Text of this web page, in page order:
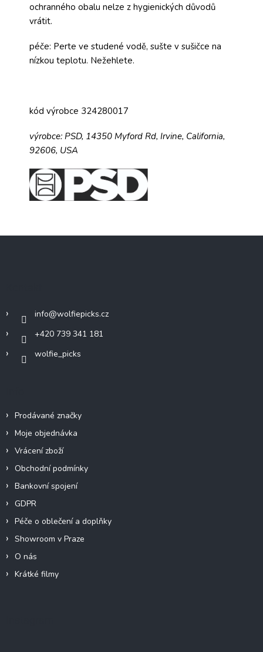
ochranného obalu nelze z hygienických důvodů
vrátit.
péče: Perte ve studené vodě, sušte v sušičce na
nízkou teplotu. Nežehlete.
kód výrobce 324280017
výrobce: PSD, 14350 Myford Rd, Irvine, California,
92606, USA
info@wolfiepicks.cz
+420 739 341 181
wolfie_picks
Prodávané značky
Moje objednávka
Vrácení zboží
Obchodní podmínky
Bankovní spojení
GDPR
Péče o oblečení a doplňky
Showroom v Praze
O nás
Krátké filmy